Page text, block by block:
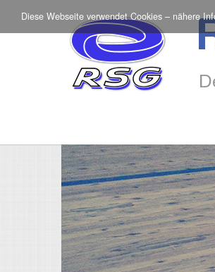
Diese Webseite verwendet Cookies – nähere